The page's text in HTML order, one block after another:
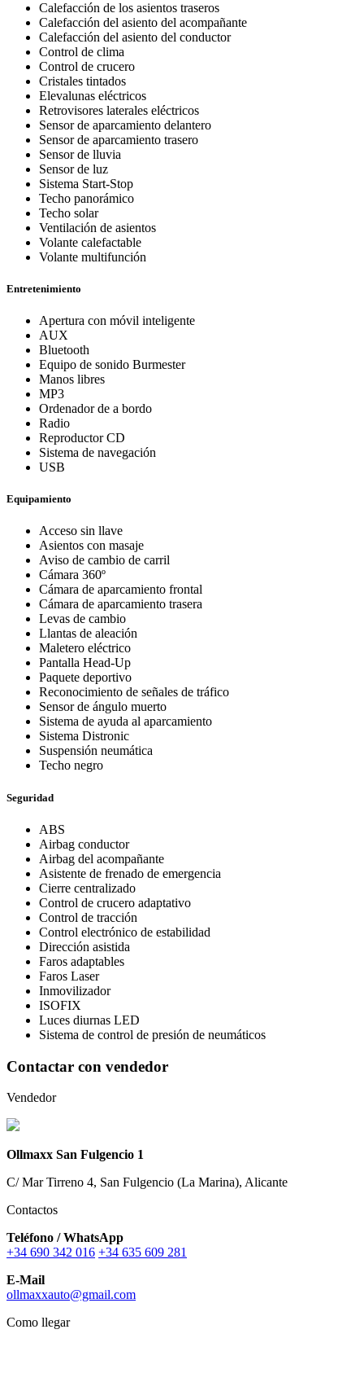
Calefacción de los asientos traseros
Calefacción del asiento del acompañante
Calefacción del asiento del conductor
Control de clima
Control de crucero
Cristales tintados
Elevalunas eléctricos
Retrovisores laterales eléctricos
Sensor de aparcamiento delantero
Sensor de aparcamiento trasero
Sensor de lluvia
Sensor de luz
Sistema Start-Stop
Techo panorámico
Techo solar
Ventilación de asientos
Volante calefactable
Volante multifunción
Entretenimiento
Apertura con móvil inteligente
AUX
Bluetooth
Equipo de sonido Burmester
Manos libres
MP3
Ordenador de a bordo
Radio
Reproductor CD
Sistema de navegación
USB
Equipamiento
Acceso sin llave
Asientos con masaje
Aviso de cambio de carril
Cámara 360º
Cámara de aparcamiento frontal
Cámara de aparcamiento trasera
Levas de cambio
Llantas de aleación
Maletero eléctrico
Pantalla Head-Up
Paquete deportivo
Reconocimiento de señales de tráfico
Sensor de ángulo muerto
Sistema de ayuda al aparcamiento
Sistema Distronic
Suspensión neumática
Techo negro
Seguridad
ABS
Airbag conductor
Airbag del acompañante
Asistente de frenado de emergencia
Cierre centralizado
Control de crucero adaptativo
Control de tracción
Control electrónico de estabilidad
Dirección asistida
Faros adaptables
Faros Laser
Inmovilizador
ISOFIX
Luces diurnas LED
Sistema de control de presión de neumáticos
Contactar con vendedor
Vendedor
Ollmaxx San Fulgencio 1
C/ Mar Tirreno 4, San Fulgencio (La Marina), Alicante
Contactos
Teléfono / WhatsApp
+34 690 342 016 +34 635 609 281
E-Mail
ollmaxxauto@gmail.com
Como llegar